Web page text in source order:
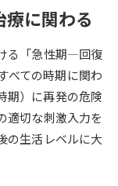
全国一斉進学調査
問検索
に関わる
る「急性期―回復
ての時期に関わ
期）に再発の危険
適切な刺激入力を
の生活レベルに大